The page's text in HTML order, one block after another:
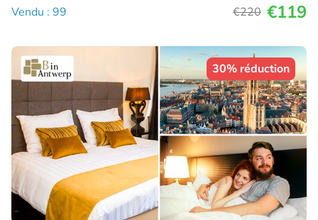
Vendu : 99
€220 €119
30% réduction